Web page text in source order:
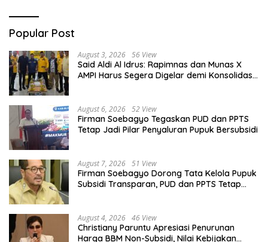
Popular Post
August 3, 2026 56 View
Said Aldi Al Idrus: Rapimnas dan Munas X
AMPI Harus Segera Digelar demi Konsolidasi
August 6, 2026 52 View
Firman Soebagyo Tegaskan PUD dan PPTS
Tetap Jadi Pilar Penyaluran Pupuk Bersubsidi
August 7, 2026 51 View
Firman Soebagyo Dorong Tata Kelola Pupuk
Subsidi Transparan, PUD dan PPTS Tetap
August 4, 2026 46 View
Christiany Paruntu Apresiasi Penurunan
Harga BBM Non-Subsidi, Nilai Kebijakan